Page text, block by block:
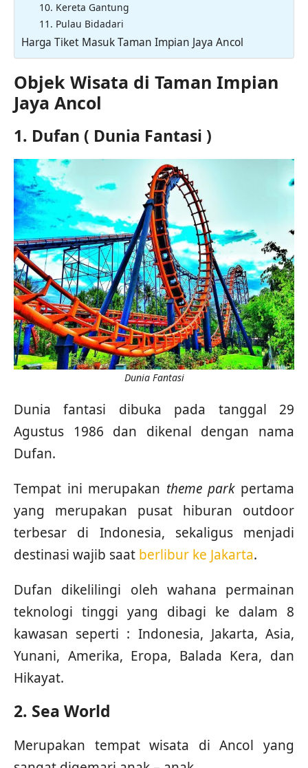
10. Kereta Gantung
11. Pulau Bidadari
Harga Tiket Masuk Taman Impian Jaya Ancol
Objek Wisata di Taman Impian
Jaya Ancol
1. Dufan ( Dunia Fantasi )
Dunia Fantasi
Dunia fantasi dibuka pada tanggal 29
Agustus 1986 dan dikenal dengan nama
Dufan.
Tempat ini merupakan theme parkpertama
yang merupakan pusat hiburan outdoor
terbesar di Indonesia, sekaligus menjadi
destinasi wajib saat berlibur ke Jakarta.
Dufan dikelilingi oleh wahana permainan
teknologi tinggi yang dibagi ke dalam 8
kawasan seperti : Indonesia, Jakarta, Asia,
Yunani, Amerika, Eropa, Balada Kera, dan
Hikayat.
2. Sea World
Merupakan tempat wisata di Ancol yang